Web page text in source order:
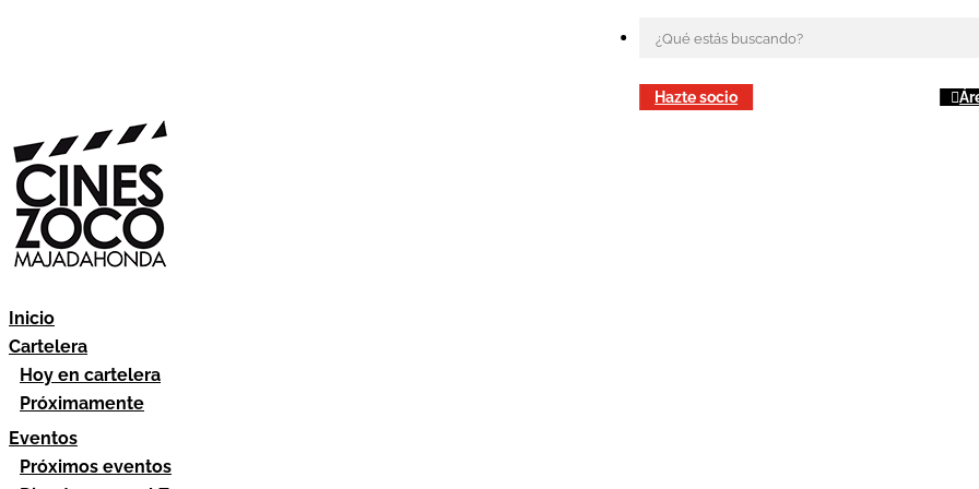
Hazte socio
Inicio
Cartelera
Hoy en cartelera
Próximamente
Eventos
Próximos eventos